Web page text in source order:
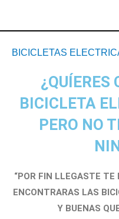
BICICLETAS
¿QUÍERES
BICICLETA
PERO NO
“POR FIN LLEGASTE TE
ENCONTRARAS LAS
Y BUENAS
de